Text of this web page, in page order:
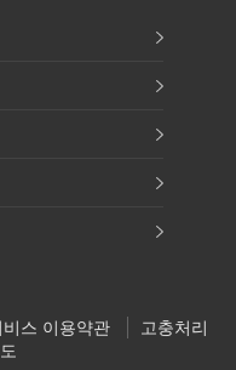
비스 이용약관
고충처리